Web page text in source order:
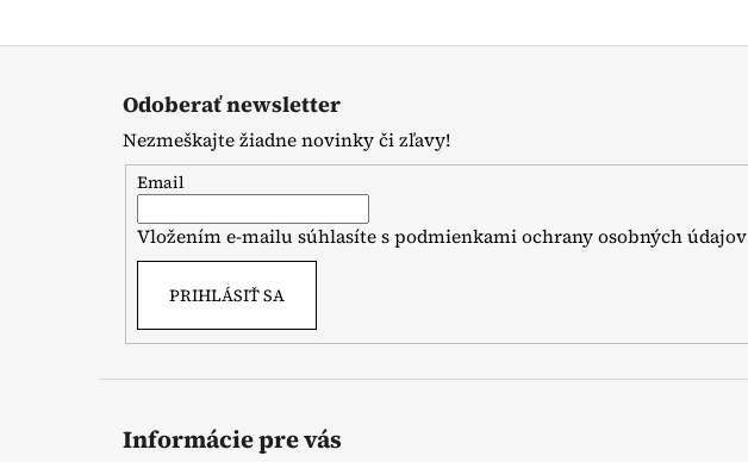
Odoberať newsletter
Nezmeškajte žiadne novinky či zľavy!
Email
Vložením e-mailu súhlasíte spodmienkami ochrany osobných údajov
PRIHLÁSIŤ SA
Informácie pre vás